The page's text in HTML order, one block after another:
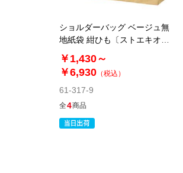
ショルダーバッグ ベージュ無
地紙袋 紺ひも〔ストエキオリ
ジナル〕
￥1,430～
￥6,930 （税込）
61-317-9
全4商品